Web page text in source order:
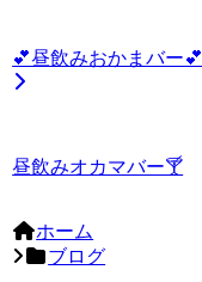
︎💕︎︎昼飲みおかまバー︎💕︎︎
昼飲みオカマバー🍸
ホーム
ブログ